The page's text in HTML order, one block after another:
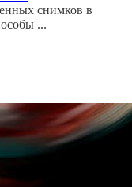
снимков в
...